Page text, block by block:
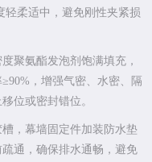
轻柔适中，避免刚性夹紧损
聚氨酯发泡剂饱满填充，
，增强气密、水密、隔
位或密封错位。
，幕墙固定件加装防水垫
通，确保排水通畅，避免